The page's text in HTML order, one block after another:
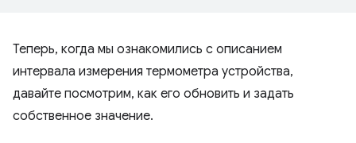
Теперь, когда мы ознакомились с описанием
интервала измерения термометра устройства,
давайте посмотрим, как его обновить и задать
собственное значение.